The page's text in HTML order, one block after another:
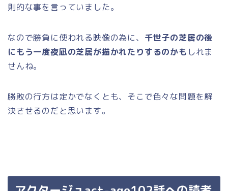
則的な事を言っていました。
なので勝負に使われる映像の為に、 千世子の芝居の後
にもう一度夜凪の芝居が描かれたりするのかも しれま
せんね。
勝敗の行方は定かでなくとも、そこで色々な問題を解
決させるのだと思います。